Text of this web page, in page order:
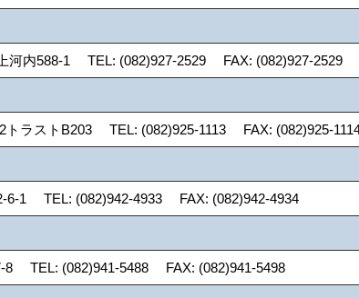
河内588-1 TEL: (082)927-2529 FAX: (082)927-2529
トラストB203 TEL: (082)925-1113 FAX: (082)925-
6-1 TEL: (082)942-4933 FAX: (082)942-4934
8 TEL: (082)941-5488 FAX: (082)941-5498